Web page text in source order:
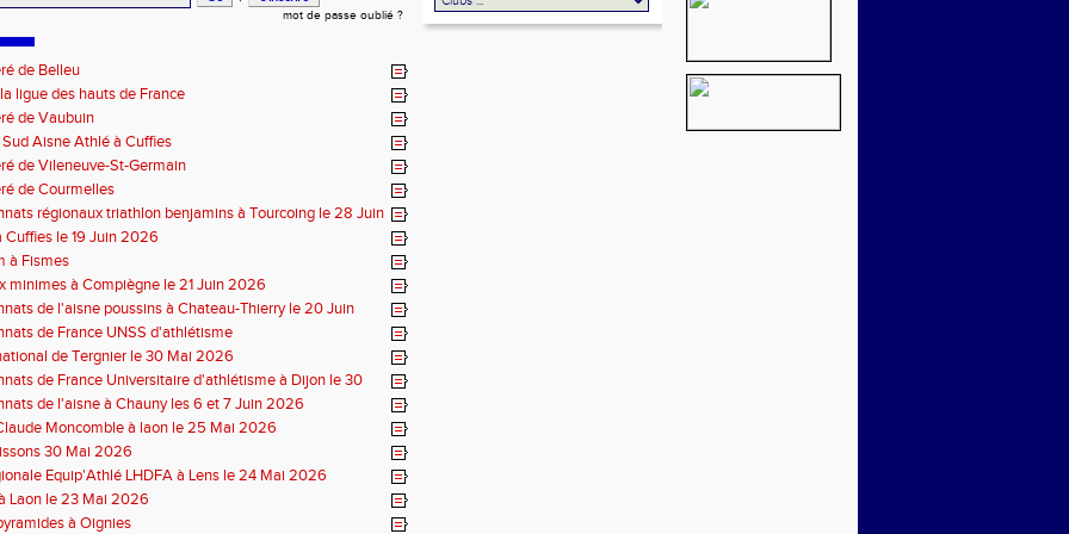
mot de passe oublié ?
de Belleu
ligue des hauts de France
de Vaubuin
Aisne Athlé à Cuffies
de Vileneuve-St-Germain
de Courmelles
régionaux triathlon benjamins à Tourcoing le 28 Juin
Cuffies le 19 Juin 2026
à Fismes
minimes à Compiègne le 21 Juin 2026
de l'aisne poussins à Chateau-Thierry le 20 Juin
de France UNSS d'athlétisme
de Tergnier le 30 Mai 2026
de France Universitaire d'athlétisme à Dijon le 30
de l'aisne à Chauny les 6 et 7 Juin 2026
Moncomble à laon le 25 Mai 2026
30 Mai 2026
Equip'Athlé LHDFA à Lens le 24 Mai 2026
Laon le 23 Mai 2026
à Oignies